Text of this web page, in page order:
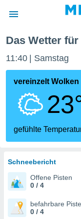
wurde
dass
sind.
diese
Das Wetter
11:40 Samstag
vereinzelt Wolken
gefühlte
Schneebericht
Offene Pisten
0 / 4
befahrbare
0 / 4